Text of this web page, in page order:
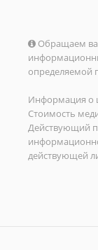
Обращаем
определяемой
Информация о
Стоимость
Действующий
действующей